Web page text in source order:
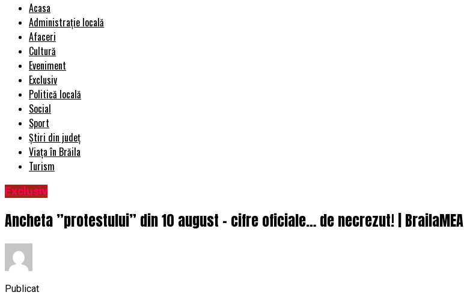
Acasa
Administrație locală
Afaceri
Cultură
Eveniment
Exclusiv
Politică locală
Social
Sport
Știri din județ
Viața în Brăila
Turism
Exclusiv
Ancheta ”protestului” din 10 august – cifre oficiale… de necrezut! | BrailaMEA
Publicat